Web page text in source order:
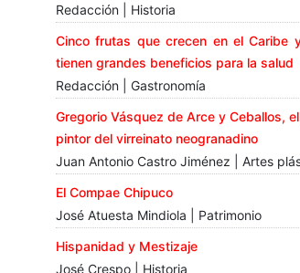
Redacción | Historia
Cinco frutas que crecen en el Caribe
tienen grandes beneficios para la salud
Redacción | Gastronomía
Gregorio Vásquez de Arce y Ceballos,
pintor del virreinato neogranadino
Juan Antonio Castro Jiménez | Artes
El Compae Chipuco
José Atuesta Mindiola | Patrimonio
Hispanidad y Mestizaje
José Crespo | Historia